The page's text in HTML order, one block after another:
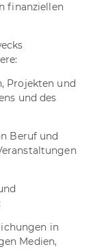
finanziellen
Projekten und
und des
Beruf und
in
Medien,